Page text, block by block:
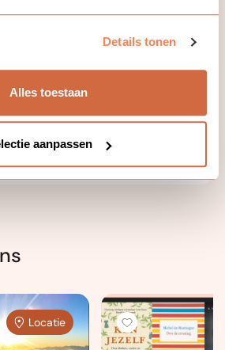
Details tonen
Alles toestaan
aanpassen
Locatie